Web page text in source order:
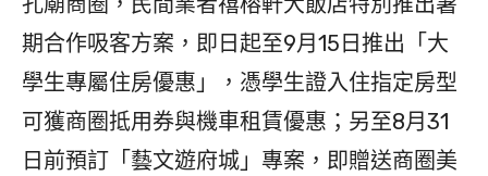
期合作吸客方案，即日起至9月15日推出「大
學生專屬住房優惠」，憑學生證入住指定房型
可獲商圈抵用券與機車租賃優惠；另至8月31
日前預訂「藝文遊府城」專案，即贈送商圈美